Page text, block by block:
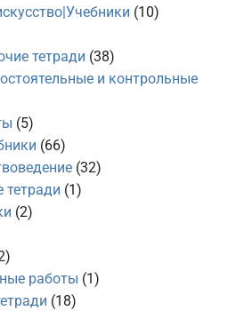
(10)
тетради (38)
и контрольные
(5)
(66)
(32)
тетради (1)
(2)
работы (1)
(18)